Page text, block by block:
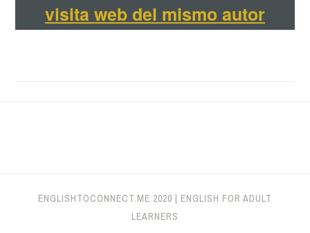
visita web del mismo autor
ENGLISHTOCONNECT.ME 2020 | ENGLISH FOR ADULT
LEARNERS